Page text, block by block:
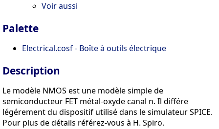
Voir aussi
Palette
Electrical.cosf - Boîte à outils électrique
Description
Le modèle NMOS est une modèle simple de
semiconducteur FET métal-oxyde canal n. Il différe
légérement du dispositif utilisé dans le simulateur SPICE.
Pour plus de détails référez-vous à H. Spiro.